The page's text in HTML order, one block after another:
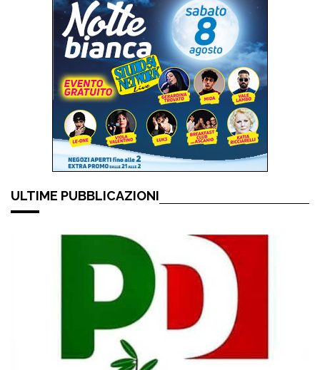
ULTIME PUBBLICAZIONI